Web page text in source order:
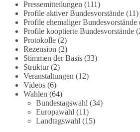
Aufarbeitung der Corona-Politik. Ohne
Denkverbote, ohne Vorverurteilungen und
Tabus.
Quellen:https://apnews.com/article/fauci-
covid-origins-rand-paul-
6b25da9f75a0becbaf2886ab22643e67
https://www.tichyseinblick.de/kolumnen/
welt/usa-tagebuch-fauci-corona-impfung/
#dieBasis #Corona #Aufarbeitung
#Vertrauen
Pressemitteilungen (111)
Profile aktiver Bundesvorstände(11)
Profile ehemaliger Bundesvorstände
Profile kooptierte Bundesvorstände
Protokolle(2)
Rezension (2)
Stimmen der Basis(33)
Struktur(2)
Veranstaltungen (12)
Videos(6)
Wahlen (64)
Bundestagswahl (34)
Europawahl (11)
Landtagswahl (15)